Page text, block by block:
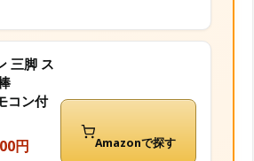
三脚 ス
コン付
円 Amazonで探す